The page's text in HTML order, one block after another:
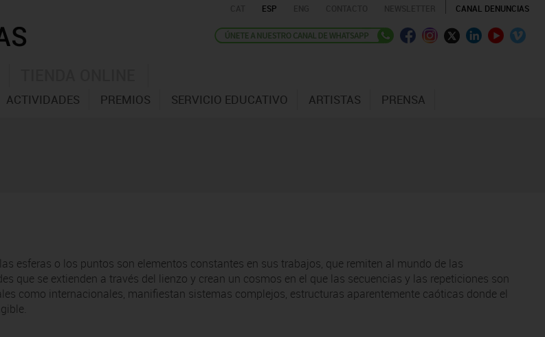
ESP CANAL DENUNCIAS
ACTIVIDADES PREMIOS SERVICIO EDUCATIVO ARTISTAS PRENSA
esferas o los puntos son elementos constantes en sus trabajos, que remiten al mundo de las
que se extienden a través del lienzo y crean un cosmos en el que las secuencias y las repeticiones son
como internacionales, manifiestan sistemas complejos, estructuras aparentemente caóticas donde el